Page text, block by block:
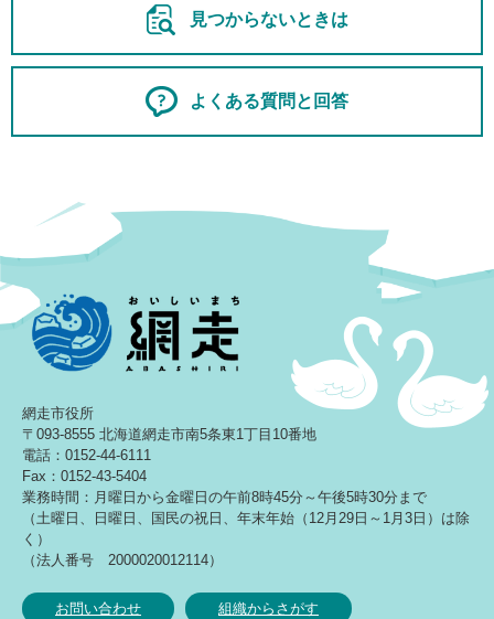
見つからないときは
よくある質問と回答
網走市役所
〒093-8555 北海道網走市南5条東1丁目10番地
電話：0152-44-6111
Fax：0152-43-5404
業務時間：月曜日から金曜日の午前8時45分～午後5時30分まで
（土曜日、日曜日、国民の祝日、年末年始（12月29日～1月3日）は除
く）
（法人番号 2000020012114）
お問い合わせ 組織からさがす